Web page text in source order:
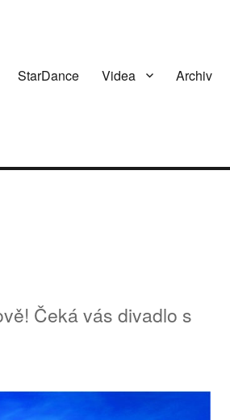
StarDance Videa Archiv
Čeká vás divadlo s